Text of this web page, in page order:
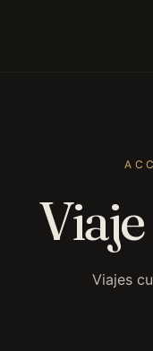
Viajes